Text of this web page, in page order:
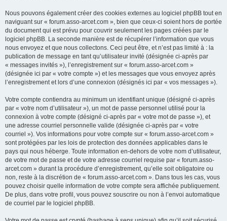
Nous pouvons également créer des cookies externes au logiciel phpBB tout en
naviguant sur « forum.asso-arcet.com », bien que ceux-ci soient hors de portée
du document qui est prévu pour couvrir seulement les pages créées par le
logiciel phpBB. La seconde manière est de récupérer l’information que vous
nous envoyez et que nous collectons. Ceci peut être, et n’est pas limité à : la
publication de message en tant qu’utilisateur invité (désignée ci-après par
« messages invités »), l’enregistrement sur « forum.asso-arcet.com »
(désignée ici par « votre compte ») et les messages que vous envoyez après
l’enregistrement et lors d’une connexion (désignés ici par « vos messages »).
Votre compte contiendra au minimum un identifiant unique (désigné ci-après
par « votre nom d’utilisateur »), un mot de passe personnel utilisé pour la
connexion à votre compte (désigné ci-après par « votre mot de passe »), et
une adresse courriel personnelle valide (désignée ci-après par « votre
courriel »). Vos informations pour votre compte sur « forum.asso-arcet.com »
sont protégées par les lois de protection des données applicables dans le
pays qui nous héberge. Toute information en-dehors de votre nom d’utilisateur,
de votre mot de passe et de votre adresse courriel requise par « forum.asso-
arcet.com » durant la procédure d’enregistrement, qu’elle soit obligatoire ou
non, reste à la discrétion de « forum.asso-arcet.com ». Dans tous les cas, vous
pouvez choisir quelle information de votre compte sera affichée publiquement.
De plus, dans votre profil, vous pouvez souscrire ou non à l’envoi automatique
de courriel par le logiciel phpBB.